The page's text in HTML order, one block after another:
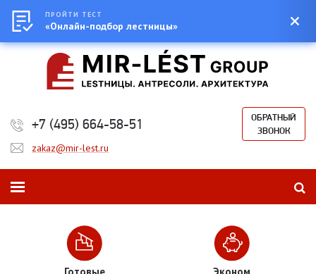
ЕкатеринбургКазаньНовосибирск
Петербург
Сумма:
+7 (495) 664-58-51
ОБРАТНЫЙ
ЗВОНОК
zakaz@mir-lest.ru
ПРОЙТИ ТЕСТ
«Онлайн-подбор лестницы»